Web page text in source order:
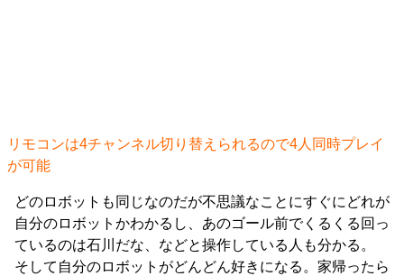
リモコンは4チャンネル切り替えられるので4人同時プレイ
が可能
どのロボットも同じなのだが不思議なことにすぐにどれが
自分のロボットかわかるし、あのゴール前でくるくる回っ
ているのは石川だな、などと操作している人も分かる。
そして自分のロボットがどんどん好きになる。家帰ったら